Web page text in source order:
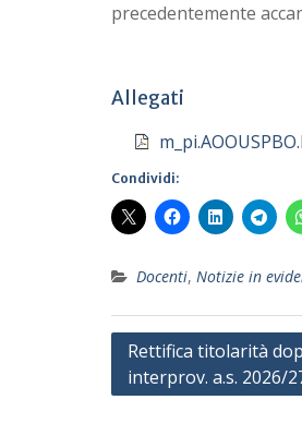
precedentemente
Allegati
Condividi:
Docenti, Notizie in
Navigazione
articoli
Rettifica titolarità
interprov. a.s. 2026/